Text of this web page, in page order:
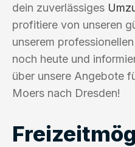
dein zuverlässiges
profitiere von unseren
unserem
noch heute und
über unsere Angebote
Moers nach Dresden!